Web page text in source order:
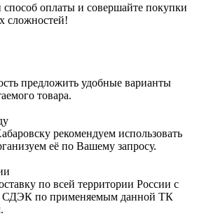
оплаты и совершайте покупки
сложностей!
предложить удобные варианты
товара.
рекомендуем использовать
её по Вашему запросу.
по всей территории России с
по применяемым данной ТК